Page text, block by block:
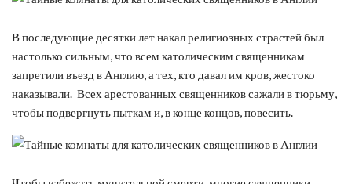
В последующие десятки лет накал религиозных страстей был
настолько сильным, что всем католическим священникам
запретили въезд в Англию, а тех, кто давал им кров, жестоко
наказывали. Всех арестованных священников сажали в тюрьму,
чтобы подвергнуть пыткам и, в конце концов, повесить.